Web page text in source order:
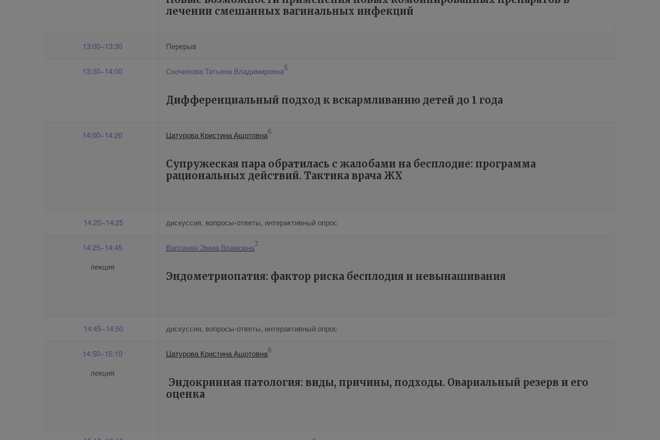
лечении смешанных вагинальных инфекций
13:00−13:30 Перерыв
13:30−14:00 Скочилова Татьяна Владимировна5
Дифференциальный подход к вскармливанию детей до 1 года
14:00−14:20 Цатурова Кристина Ашотовна6
Супружеская пара обратилась с жалобами на бесплодие: программа
рациональных действий. Тактика врача ЖХ
14:20−14:25 дискуссия, вопросы-ответы, интерактивный опрос
14:25−14:45
лекция
Вартанян Эмма Врамовна7
Эндометриопатия: фактор риска бесплодия и невынашивания
14:45−14:50 дискуссия, вопросы-ответы, интерактивный опрос
14:50−15:10
лекция
Цатурова Кристина Ашотовна6
Эндокринная патология: виды, причины, подходы. Овариальный резерв и его
оценка